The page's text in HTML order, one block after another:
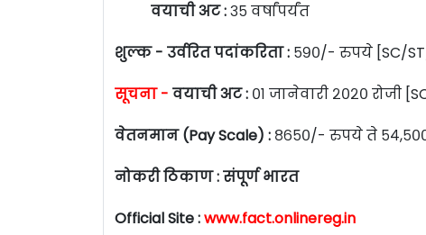
वयाची अट :३५ वर्षांपर्यंत
शुल्क - उर्वरित पदांकरिता : ५९०/- रुपये [SC/
सूचना - वयाची अट : ०१ जानेवारी २०२० रोजी
वेतनमान (Pay Scale) : ८६५०/- रुपये ते
नोकरी ठिकाण : संपूर्ण भारत
Official Site :www.fact.onlinereg.in